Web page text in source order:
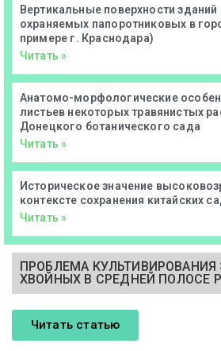
Вертикальные поверхности зданий
охраняемых папоротниковых в
примере г. Краснодара)
Читать »
Анатомо-морфологические
листьев некоторых травянистых
Донецкого ботанического сада
Читать »
Историческое значение
контексте сохранения китайских
Читать »
ПРОБЛЕМА КУЛЬТИВИРОВАНИЯ
ХВОЙНЫХ В СРЕДНЕЙ ПОЛОСЕ
Читать статью